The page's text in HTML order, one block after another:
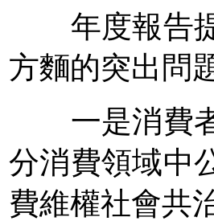
年度報告提
方麵的突出問
一是消費者
分消費領域中
費維權社會共